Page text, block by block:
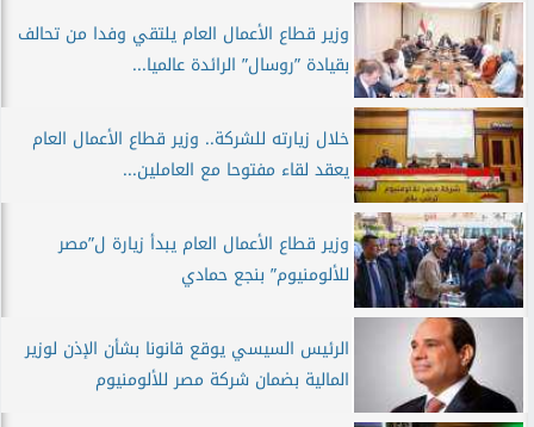
وزير قطاع الأعمال العام يلتقي وفدا من تحالف
بقيادة ”روسال” الرائدة عالميا...
خلال زيارته للشركة.. وزير قطاع الأعمال العام
يعقد لقاء مفتوحا مع العاملين...
وزير قطاع الأعمال العام يبدأ زيارة ل”مصر
للألومنيوم” بنجع حمادي
الرئيس السيسي يوقع قانونا بشأن الإذن لوزير
المالية بضمان شركة مصر للألومنيوم